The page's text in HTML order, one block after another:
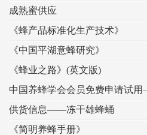
成熟蜜供应
《蜂产品标准化生产技术》
《中国平湖意蜂研究》
《蜂业之路》(英文版)
中国养蜂学会会员免费申请试
供货信息——冻干雄蜂蛹
《简明养蜂手册》